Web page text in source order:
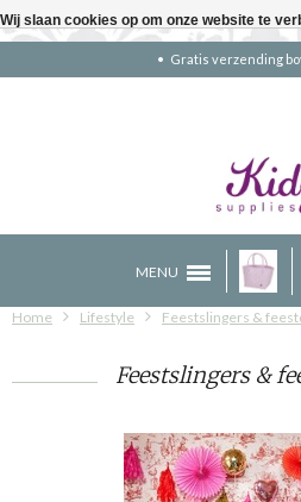
Gratis verzending
MENU
Home Lifestyle Feestslingers &
Feestslingers &
Wij slaan cookies op om onze website te